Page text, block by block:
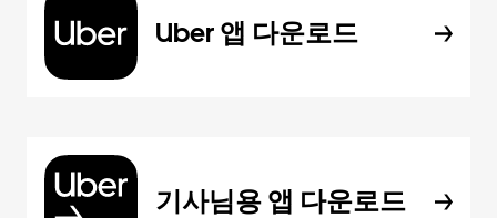
Uber 앱 다운로드
기사님용 앱 다운로드